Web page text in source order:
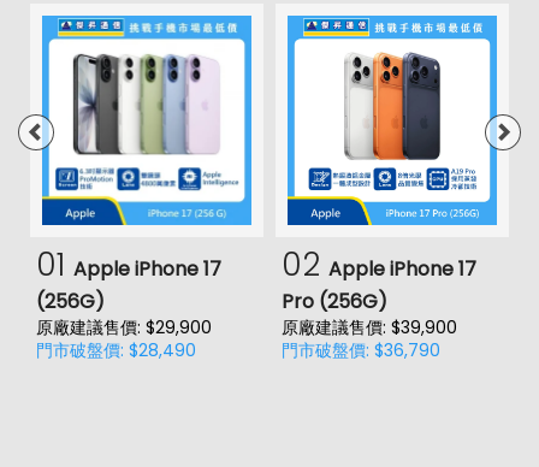
01 Apple iPhone 17
(256G)
原廠建議售價: $29,900
門市破盤價: $28,490
02 Apple iPhone 17
Pro (256G)
原廠建議售價: $39,900
門市破盤價: $36,790